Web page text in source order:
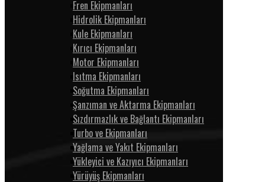
Fren Ekipmanları
Hidrolik Ekipmanları
Kule Ekipmanları
Kırıcı Ekipmanları
Motor Ekipmanları
Isıtma Ekipmanları
Soğutma Ekipmanları
Şanzıman ve Aktarma Ekipmanları
Sızdırmazlık ve Bağlantı Ekipmanları
Turbo ve Ekipmanları
Yağlama ve Yakıt Ekipmanları
Yükleyici ve Kazıyıcı Ekipmanları
Yürüyüş Ekipmanları